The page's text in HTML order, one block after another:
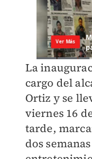
La
cargo del
Ortiz y se
viernes 16
tarde,
dos